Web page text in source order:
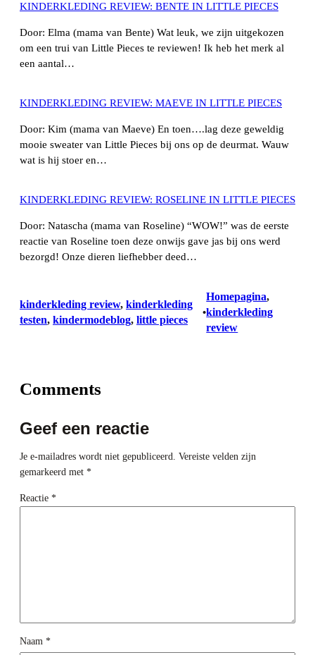
KINDERKLEDING REVIEW: BENTE IN LITTLE PIECES
Door: Elma (mama van Bente) Wat leuk, we zijn uitgekozen
om een trui van Little Pieces te reviewen! Ik heb het merk al
een aantal…
KINDERKLEDING REVIEW: MAEVE IN LITTLE PIECES
Door: Kim (mama van Maeve) En toen….lag deze geweldig
mooie sweater van Little Pieces bij ons op de deurmat. Wauw
wat is hij stoer en…
KINDERKLEDING REVIEW: ROSELINE IN LITTLE PIECES
Door: Natascha (mama van Roseline) “WOW!” was de eerste
reactie van Roseline toen deze onwijs gave jas bij ons werd
bezorgd! Onze dieren liefhebber deed…
kinderkleding review, kinderkleding
testen, kindermodeblog, little pieces
•
Homepagina
kinderkleding
review
Comments
Geef een reactie
Je e-mailadres wordt niet gepubliceerd. Vereiste velden zijn
gemarkeerd met *
Reactie *
Naam *